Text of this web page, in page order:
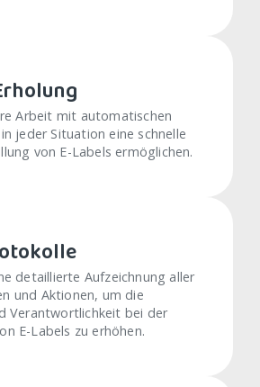
Arbeit mit automatischen
jeder Situation eine schnelle
von E-Labels ermöglichen.
detaillierte Aufzeichnung aller
und Aktionen, um die
Verantwortlichkeit bei der
E-Labels zu erhöhen.